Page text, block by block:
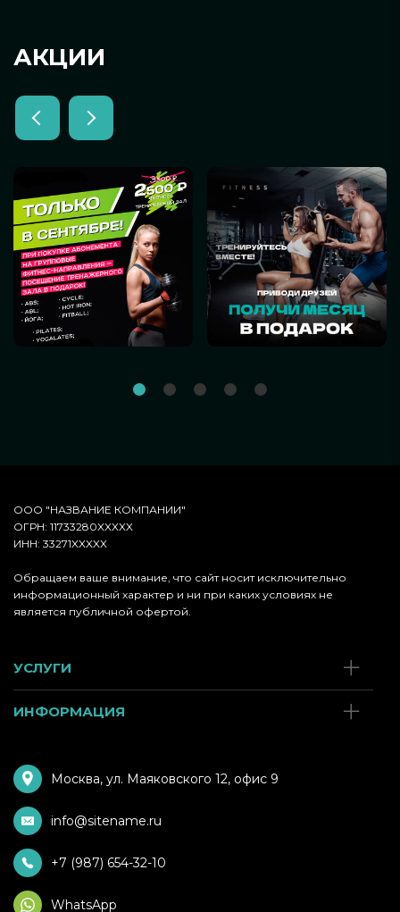
АКЦИИ
ООО "НАЗВАНИЕ КОМПАНИИ"
ОГРН: 11733280XXXXX
ИНН: 33271XXXXX
Обращаем ваше внимание, что сайт носит исключительно
информационный характер и ни при каких условиях не
является публичной офертой.
УСЛУГИ
ИНФОРМАЦИЯ
Москва, ул. Маяковского 12, офис 9
info@sitename.ru
+7 (987) 654-32-10
WhatsApp